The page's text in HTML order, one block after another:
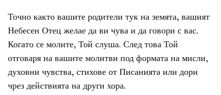
Точно както вашите родители тук на земята, вашият
Небесен Отец желае да ви чува и да говори с вас.
Когато се молите, Той слуша. След това Той
отговаря на вашите молитви под формата на мисли,
духовни чувства, стихове от Писанията или дори
чрез действията на други хора.